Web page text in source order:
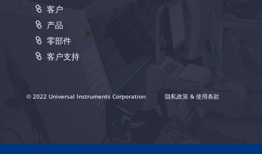
客户
产品
零部件
客户支持
© 2022 Universal Instruments Corporation 隐私政策 & 使用条款